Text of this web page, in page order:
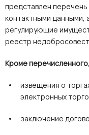
представлен
контактными данными,
регулирующие
реестр
Кроме
извещения о
электронных
заключение